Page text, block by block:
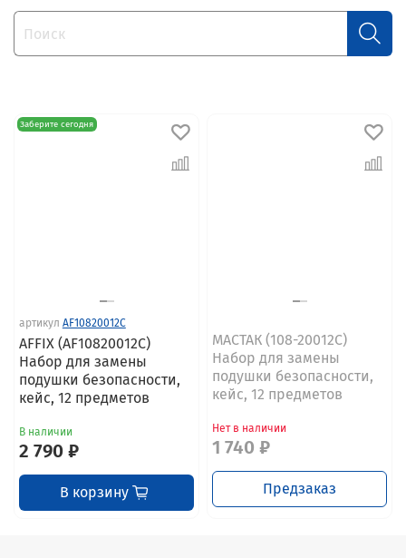
Заберите сегодня
артикул AF10820012C
AFFIX (AF10820012C)
Набор для замены
подушки безопасности,
кейс, 12 предметов
В наличии
2 790 ₽
В корзину
МАСТАК (108-20012C)
Набор для замены
подушки безопасности,
кейс, 12 предметов
Нет в наличии
1 740 ₽
Предзаказ